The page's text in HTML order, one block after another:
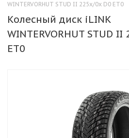
WINTERVORHUT STUD II 225x/0x D0 ET0
Колесный диск iLINK
WINTERVORHUT STUD
ET0